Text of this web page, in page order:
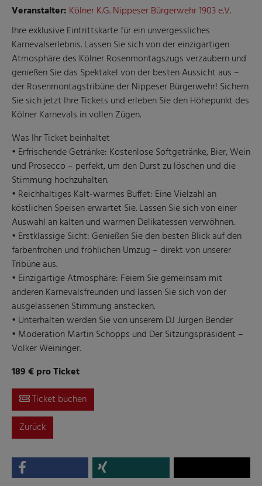
Veranstalter: Kölner K.G. Nippeser Bürgerwehr 1903 e.V.
Ihre exklusive Eintrittskarte für ein unvergessliches
Karnevalserlebnis. Lassen Sie sich von der einzigartigen
Atmosphäre des Kölner Rosenmontagszugs verzaubern und
genießen Sie das Spektakel von der besten Aussicht aus –
der Rosenmontagstribüne der Nippeser Bürgerwehr! Sichern
Sie sich jetzt Ihre Tickets und erleben Sie den Höhepunkt des
Kölner Karnevals in vollen Zügen.
Was Ihr Ticket beinhaltet
• Erfrischende Getränke: Kostenlose Softgetränke, Bier, Wein
und Prosecco – perfekt, um den Durst zu löschen und die
Stimmung hochzuhalten.
• Reichhaltiges Kalt-warmes Buffet: Eine Vielzahl an
köstlichen Speisen erwartet Sie. Lassen Sie sich von einer
Auswahl an kalten und warmen Delikatessen verwöhnen.
• Erstklassige Sicht: Genießen Sie den besten Blick auf den
farbenfrohen und fröhlichen Umzug – direkt von unserer
Tribüne aus.
• Einzigartige Atmosphäre: Feiern Sie gemeinsam mit
anderen Karnevalsfreunden und lassen Sie sich von der
ausgelassenen Stimmung anstecken.
• Unterhalten werden Sie von unserem DJ Jürgen Bender
• Moderation Martin Schopps und Der Sitzungspräsident –
Volker Weininger.
189 € pro Ticket
Ticket buchen
Zurück